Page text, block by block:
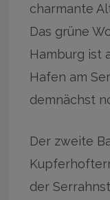
charmante
Das grüne
Hamburg ist
Hafen am
demnächst
Der zweite
der